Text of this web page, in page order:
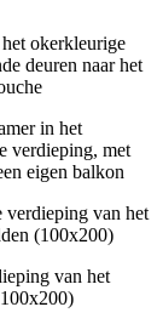
okerkleurige
deuren naar het
in het
verdieping, met
eigen balkon
verdieping van het
(100x200)
van het